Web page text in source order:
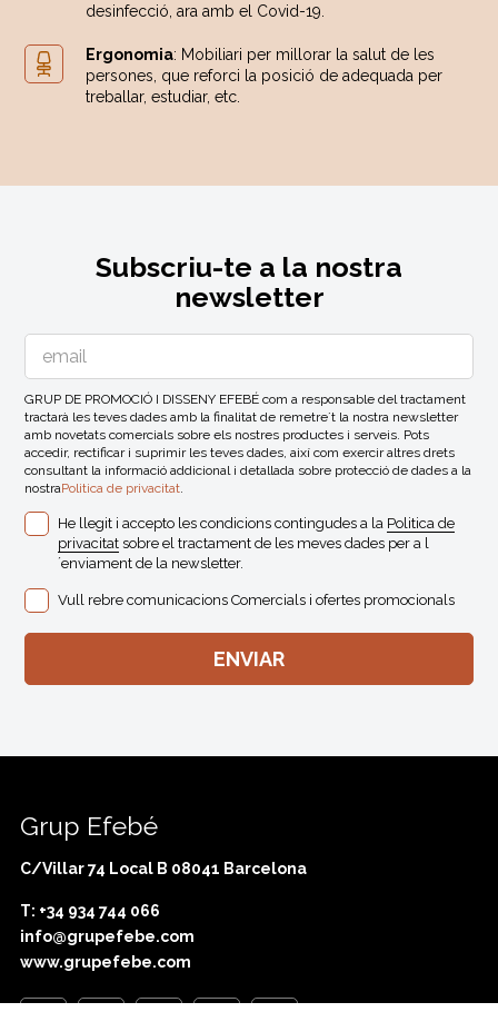
desinfecció, ara amb el Covid-19.
Ergonomia: Mobiliari per millorar la salut de les
persones, que reforci la posició de adequada per
treballar, estudiar, etc.
Subscriu-te a la nostra
newsletter
GRUP DE PROMOCIÓ I DISSENY EFEBÉ com a responsable del tractament
tractarà les teves dades amb la finalitat de remetre´t la nostra newsletter
amb novetats comercials sobre els nostres productes i serveis. Pots
accedir, rectificar i suprimir les teves dades, així com exercir altres drets
consultant la informació addicional i detallada sobre protecció de dades a la
nostraPolitica de privacitat.
He llegit i accepto les condicions contingudes a la Politica de
privacitat sobre el tractament de les meves dades per a l
´enviament de la newsletter.
Vull rebre comunicacions Comercials i ofertes promocionals
Grup Efebé
C/Villar 74 Local B 08041 Barcelona
T: +34 934 744 066
info@grupefebe.com
www.grupefebe.com